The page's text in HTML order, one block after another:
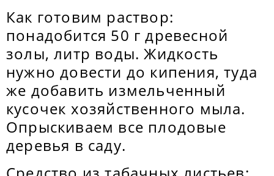
Как готовим раствор:
понадобится 50 г древесной
золы, литр воды. Жидкость
нужно довести до кипения, туда
же добавить измельченный
кусочек хозяйственного мыла.
Опрыскиваем все плодовые
деревья в саду.